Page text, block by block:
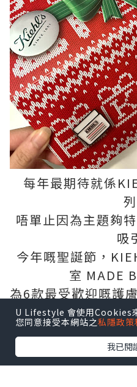
每年最期待就係
唔單止因為主題夠
吸
今年嘅聖誕節，
室 MADE
為6款最受歡迎嘅護
立體
藉此傳遞
六款護
U Lifestyle 會使用Cookies
您同意接受本網站之私隱政
我已閱